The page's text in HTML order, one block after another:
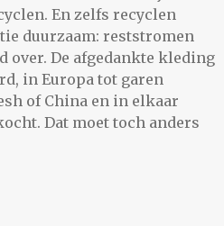
En zelfs recyclen
duurzaam: reststromen
over. De afgedankte kleding
in Europa tot garen
of China en in elkaar
Dat moet toch anders